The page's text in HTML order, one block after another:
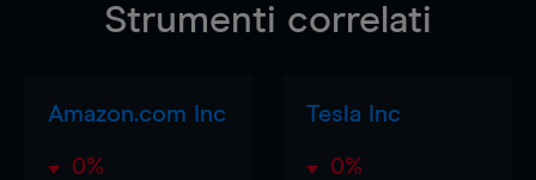
Strumenti correlati
Amazon.com Inc
0%
Tesla Inc
0%